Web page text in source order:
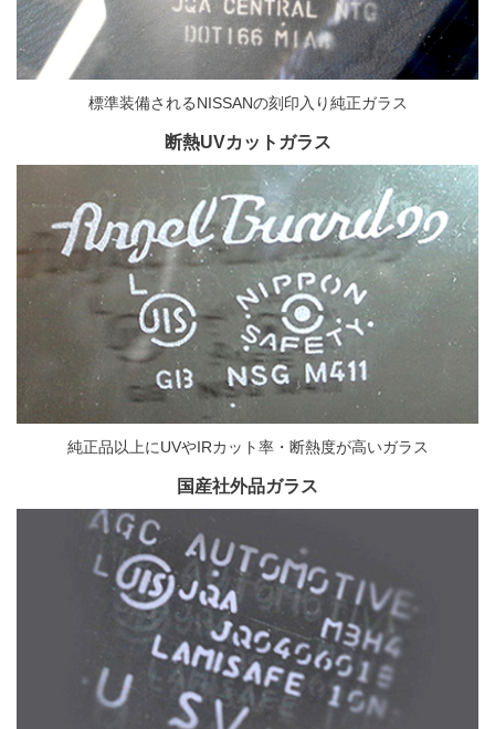
標準装備されるNISSANの刻印入り純正ガラス
断熱UVカットガラス
純正品以上にUVやIRカット率・断熱度が高いガラス
国産社外品ガラス